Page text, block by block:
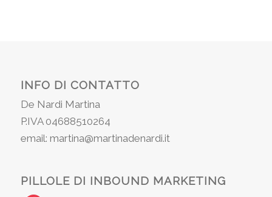
INFO DI CONTATTO
De Nardi Martina
P.IVA 04688510264
email: martina@martinadenardi.it
PILLOLE DI INBOUND MARKETING